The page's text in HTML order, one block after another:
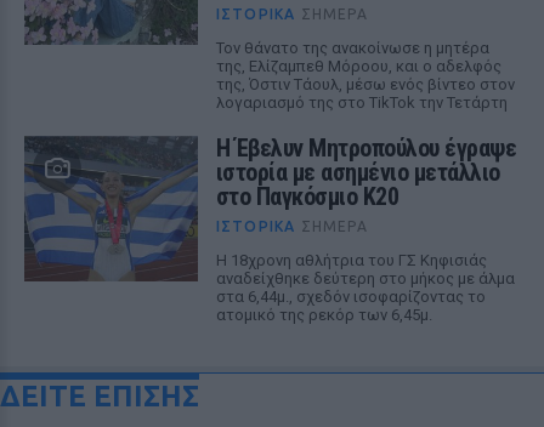
ΙΣΤΟΡΙΚΆ ΣΉΜΕΡΑ
Τον θάνατο της ανακοίνωσε η μητέρα
της, Ελίζαμπεθ Μόροου, και ο αδελφός
της, Όστιν Τάουλ, μέσω ενός βίντεο στον
λογαριασμό της στο TikTok την Τετάρτη
Η Έβελυν Μητροπούλου έγραψε
ιστορία με ασημένιο μετάλλιο
στο Παγκόσμιο Κ20
ΙΣΤΟΡΙΚΆ ΣΉΜΕΡΑ
Η 18χρονη αθλήτρια του ΓΣ Κηφισιάς
αναδείχθηκε δεύτερη στο μήκος με άλμα
στα 6,44μ., σχεδόν ισοφαρίζοντας το
ατομικό της ρεκόρ των 6,45μ.
ΔΕΙΤΕ ΕΠΙΣΗΣ